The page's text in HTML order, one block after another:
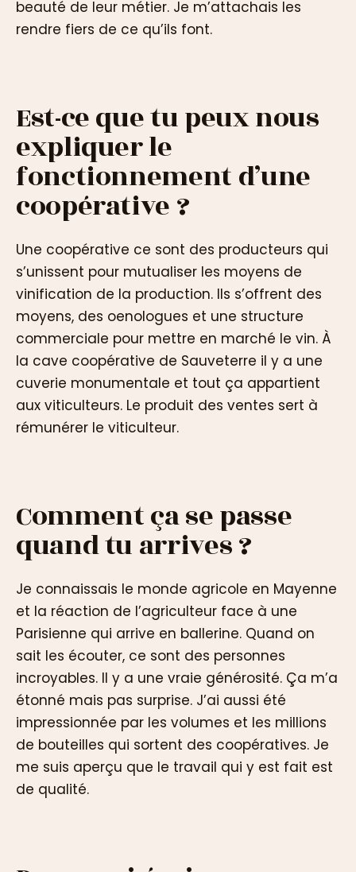
beauté de leur métier. Je m’attachais les
rendre fiers de ce qu’ils font.
Est-ce que tu peux nous
expliquer le
fonctionnement d’une
coopérative ?
Une coopérative ce sont des producteurs qui
s’unissent pour mutualiser les moyens de
vinification de la production. Ils s’offrent des
moyens, des oenologues et une structure
commerciale pour mettre en marché le vin. À
la cave coopérative de Sauveterre il y a une
cuverie monumentale et tout ça appartient
aux viticulteurs. Le produit des ventes sert à
rémunérer le viticulteur.
Comment ça se passe
quand tu arrives ?
Je connaissais le monde agricole en Mayenne
et la réaction de l’agriculteur face à une
Parisienne qui arrive en ballerine. Quand on
sait les écouter, ce sont des personnes
incroyables. Il y a une vraie générosité. Ça m’a
étonné mais pas surprise. J’ai aussi été
impressionnée par les volumes et les millions
de bouteilles qui sortent des coopératives. Je
me suis aperçu que le travail qui y est fait est
de qualité.